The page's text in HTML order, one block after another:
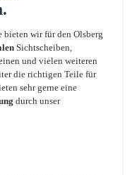
bieten wir für den Olsberg
Sichtscheiben,
und vielen weiteren
die richtigen Teile für
sehr gerne eine
durch unser